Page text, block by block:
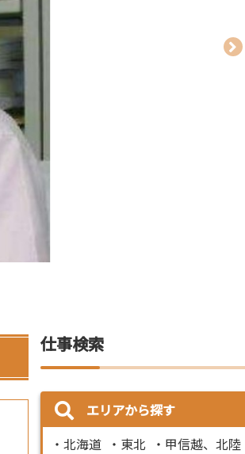
仕事検索
エリアから探す
北海道 東北
甲信越、北陸